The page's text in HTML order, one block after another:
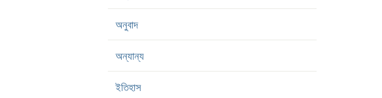
অনুবাদ
অন্যান্য
ইতিহাস